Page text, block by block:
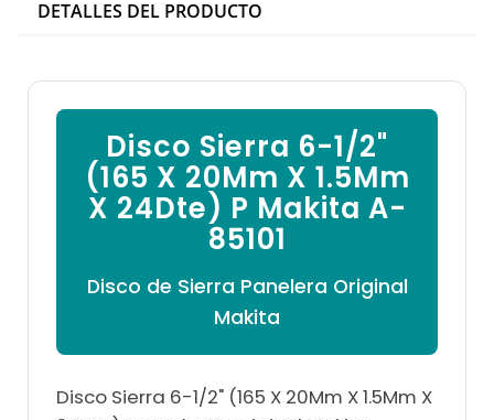
DETALLES DEL PRODUCTO
Disco Sierra 6-1/2"
(165 X 20Mm X 1.5Mm
X 24Dte) P Makita A-
85101
Disco de Sierra Panelera Original
Makita
Disco Sierra 6-1/2" (165 X 20Mm X 1.5Mm X